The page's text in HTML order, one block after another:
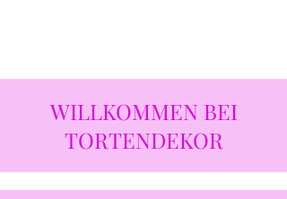
WILLKOMMEN BEI
TORTENDEKOR